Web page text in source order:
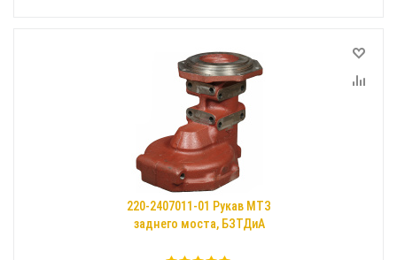
220-2407011-01 Рукав МТЗ
заднего моста, БЗТДиА